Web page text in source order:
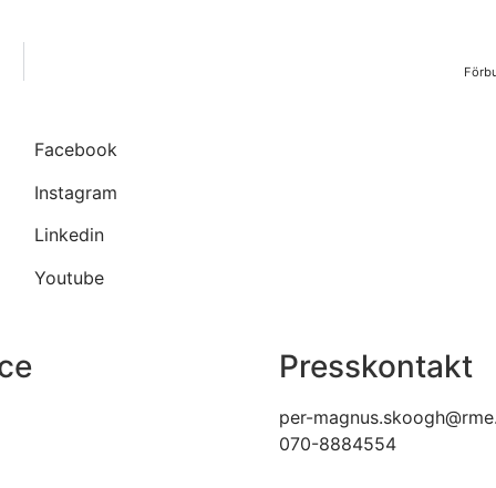
Facebook
Instagram
Linkedin
Youtube
Presskontakt
per-
070-8884554